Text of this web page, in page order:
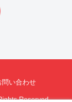
問い合わせ
Reserved.